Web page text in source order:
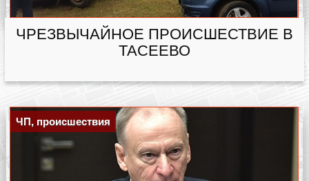
ЧРЕЗВЫЧАЙНОЕ ПРОИСШЕСТВИЕ В
ТАСЕЕВО
ЧП, происшествия